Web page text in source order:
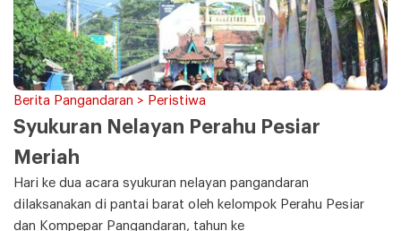
Berita Pangandaran > Peristiwa
Syukuran Nelayan Perahu Pesiar
Meriah
Hari ke dua acara syukuran nelayan pangandaran
dilaksanakan di pantai barat oleh kelompok Perahu Pesiar
dan Kompepar Pangandaran, tahun ke